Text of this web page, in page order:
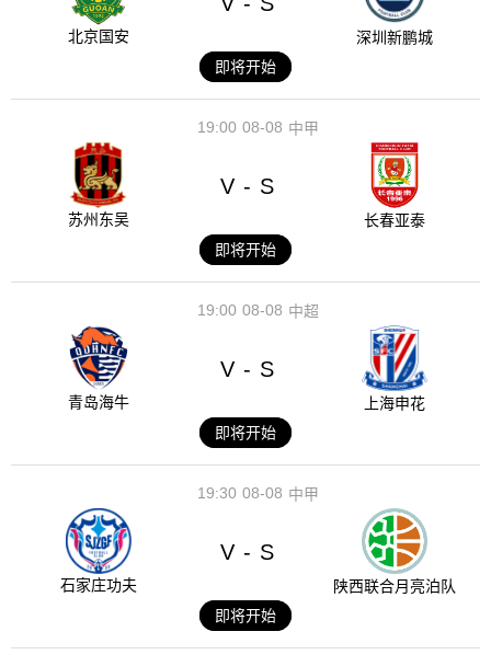
北京国安
深圳新鹏城
即将开始
08-08
19:00 中甲
苏州东吴
V - S
长春亚泰
即将开始
08-08
19:00 中超
青岛海牛
V - S
上海申花
即将开始
08-08
19:30 中甲
石家庄功夫
V - S
陕西联合月亮泊队
即将开始